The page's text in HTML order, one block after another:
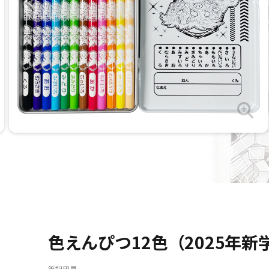
色えんぴつ12色（2025年新